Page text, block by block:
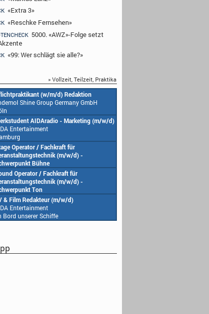
«Extra 3»
«Reschke Fernsehen»
5000. «AWZ»-Folge setzt
«99: Wer schlägt sie alle?»
» Vollzeit, Teilzeit, Praktika
(w/m/d) Redaktion
Shine Group Germany GmbH
AIDAradio - Marketing (m/w/d)
Entertainment
Operator / Fachkraft für
(m/w/d) -
Bühne
Entertainment
Bord unserer Schiffe
Operator / Fachkraft für
(m/w/d) -
Ton
Entertainment
Bord unserer Schiffe
& Film Redakteur (m/w/d)
Entertainment
Bord unserer Schiffe